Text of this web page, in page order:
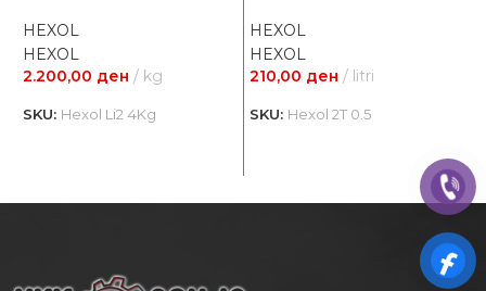
HEXOL
HEXOL
2.200,00 ден kg
SKU: Hexol Li2 4Kg
HEXOL
HEXOL
210,00 ден litri
SKU: Hexol 2T 0.5